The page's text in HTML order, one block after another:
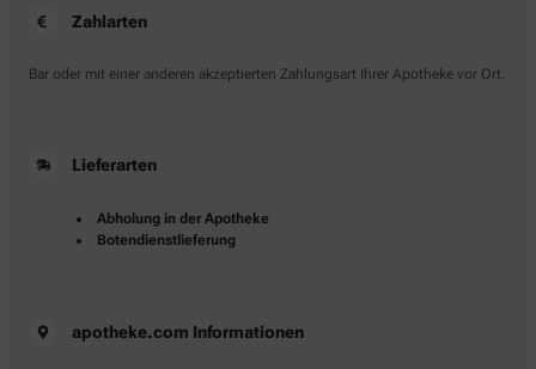
Bar oder mit einer anderen akzeptierten Zahlungsart Ihrer Apotheke vor Ort.
Abholung in der Apotheke
Newsletter